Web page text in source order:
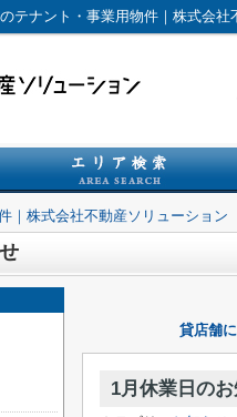
テナント・事業用物件｜株式会社
｜株式会社不動産ソリューション
貸店舗
1月休業日の